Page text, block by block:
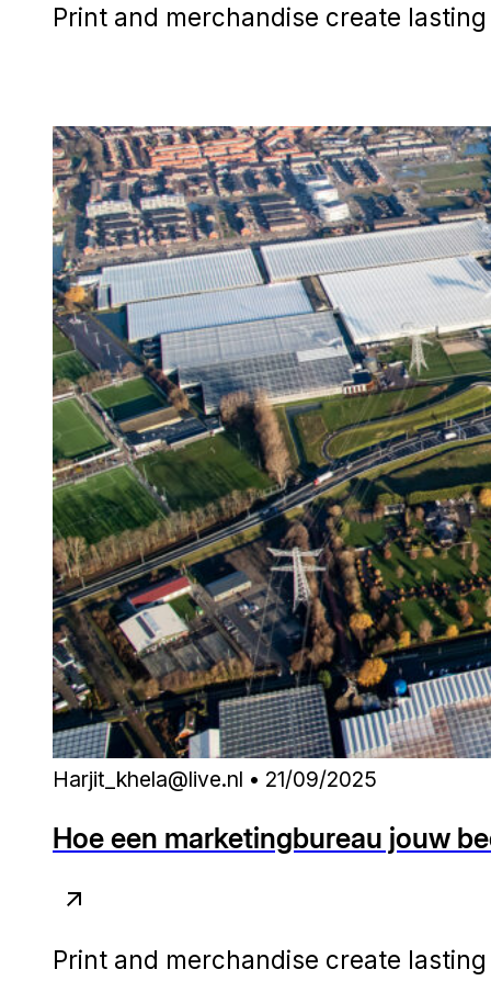
Print and merchandise create
Harjit_khela@live.nl • 21/09/2025
Hoe een marketingbureau jouw
Print and merchandise create